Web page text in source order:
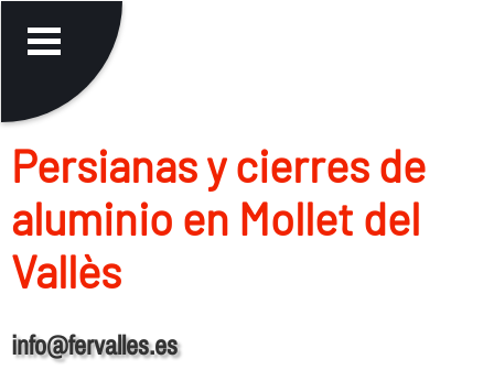
Persianas y cierres de
aluminio en Mollet del
Vallès
info@fervalles.es